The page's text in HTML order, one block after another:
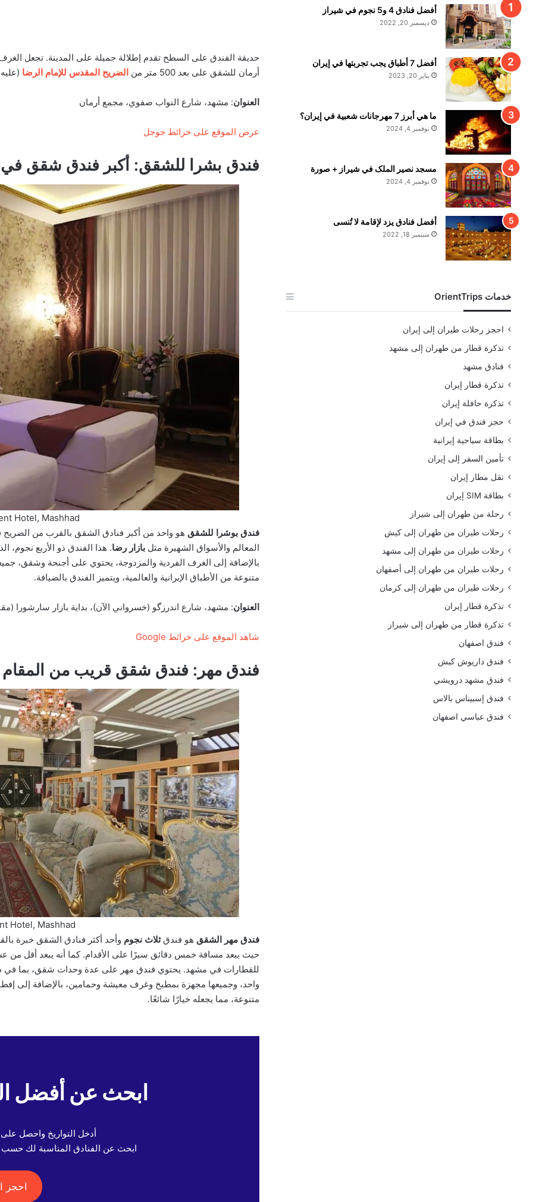
حديقة الفندق على السطح تقدم إطلالة جميلة على المدينة. تجعل
أرمان للشقق على بعد 500 متر من
الضريح المقدس للإمام الرضا
العنوان: مشهد، شارع النواب صفوي، مجمع أرمان
عرض الموقع على خرائط جوجل
فندق بشرا للشقق: أكبر فندق شقق في
Hotel, Mashhad
فندق بوشرا للشقق هو واحد من أكبر فنادق الشقق بالقرب من
المعالم والأسواق الشهيرة مثلبازار رضا
بالإضافة إلى الغرف الفردية والمزدوجة، يحتوي على أجنحة وشقق،
متنوعة من الأطباق الإيرانية والعالمية، ويتميز الفندق بالضيافة.
العنوان: مشهد، شارع اندرزگو (خسرواني الآن)، بداية بازار سارشورا
شاهد الموقع على خرائط Google
فندق مهر: فندق شقق قريب من المقام
Hotel, Mashhad
فندق مهر الشقق هو فندقثلاث نجوم وأحد أكثر فنادق الشقق خبرة
حيث يبعد مسافة خمس دقائق سيرًا على الأقدام. كما أنه يبعد أقل
واحد، وجميعها مجهزة بمطبخ وغرف معيشة وحمامين، بالإضافة إلى
متنوعة، مما يجعله خيارًا شائعًا.
ابحث عن أفضل
أدخل التواريخ واحصل
ابحث عن الفنادق المناسبة لك
احجز
أفضل فنادق 4 و5 نجوم في شيراز
ديسمبر 20, 2022
أفضل 7 أطباق يجب تجربتها في إيران
يناير 20, 2023
ما هي أبرز 7 مهرجانات شعبية في إيران؟
نوفمبر 4, 2024
مسجد نصير الملک في شيراز + صورة
نوفمبر 4, 2024
أفضل فنادق يزد لإقامة لا تُنسى
سبتمبر 18, 2022
خدمات OrientTrips
احجز رحلات طيران إلى إيران
تذكرة قطار من طهران إلى مشهد
فنادق مشهد
تذكرة قطار إيران
تذكرة حافلة إيران
حجز فندق في إيران
بطاقة سياحية إيرانية
تأمين السفر إلى إيران
نقل مطار إيران
بطاقة SIM إيران
رحلة من طهران إلى شيراز
رحلات طيران من طهران إلى كيش
رحلات طيران من طهران إلى مشهد
رحلات طيران من طهران إلى أصفهان
رحلات طيران من طهران إلى كرمان
تذكرة قطار إيران
تذكرة قطار من طهران إلى شيراز
فندق اصفهان
فندق داريوش كيش
فندق مشهد درويشي
فندق إسبيناس بالاس
فندق عباسي اصفهان